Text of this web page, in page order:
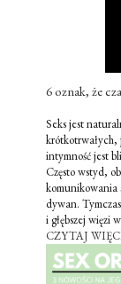
6 oznak, że
Seks jest
krótkotrwałych,
intymność jest
Często wstyd,
komunikowania
dywan.
i głębszej więzi
CZYTAJ